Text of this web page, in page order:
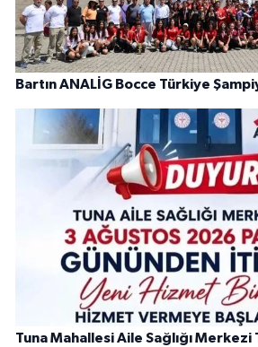
Bartın ANALİG Bocce Türkiye
Tuna Mahallesi Aile Sağlığı Merkezi